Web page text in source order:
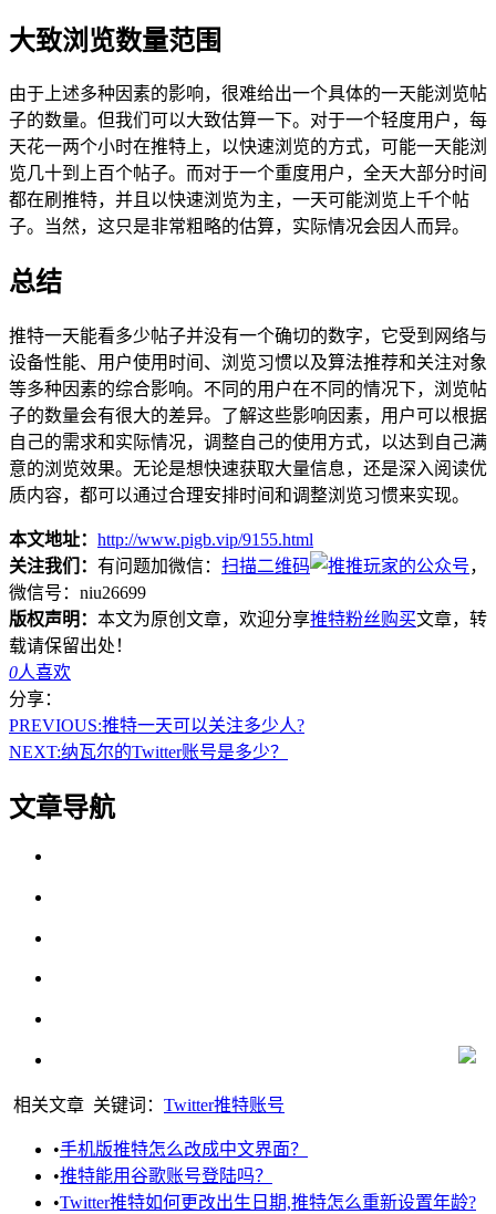
大致浏览数量范围
由于上述多种因素的影响，很难给出一个具体的一天能浏览帖
子的数量。但我们可以大致估算一下。对于一个轻度用户，每
天花一两个小时在推特上，以快速浏览的方式，可能一天能浏
览几十到上百个帖子。而对于一个重度用户，全天大部分时间
都在刷推特，并且以快速浏览为主，一天可能浏览上千个帖
子。当然，这只是非常粗略的估算，实际情况会因人而异。
总结
推特一天能看多少帖子并没有一个确切的数字，它受到网络与
设备性能、用户使用时间、浏览习惯以及算法推荐和关注对象
等多种因素的综合影响。不同的用户在不同的情况下，浏览帖
子的数量会有很大的差异。了解这些影响因素，用户可以根据
自己的需求和实际情况，调整自己的使用方式，以达到自己满
意的浏览效果。无论是想快速获取大量信息，还是深入阅读优
质内容，都可以通过合理安排时间和调整浏览习惯来实现。
本文地址： http://www.pigb.vip/9155.html
关注我们： 有问题加微信： 扫描二维码
，
微信号：niu26699
版权声明： 本文为原创文章，欢迎分享推特粉丝购买文章，转
载请保留出处！
0人喜欢
分享：
PREVIOUS:推特一天可以关注多少人?
NEXT:纳瓦尔的Twitter账号是多少？
文章导航
相关文章 关键词： Twitter推特账号
•手机版推特怎么改成中文界面？
•推特能用谷歌账号登陆吗？
•Twitter推特如何更改出生日期,推特怎么重新设置年龄?